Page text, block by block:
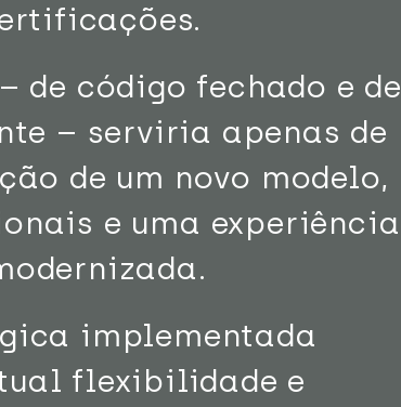
de código fechado e de
– serviria apenas de
de um novo modelo,
e uma experiência
implementada
flexibilidade e